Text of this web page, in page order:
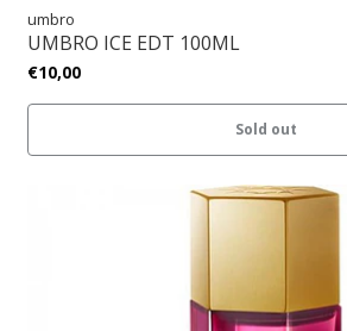
umbro
UMBRO ICE EDT 100ML
€10,00
Sold out